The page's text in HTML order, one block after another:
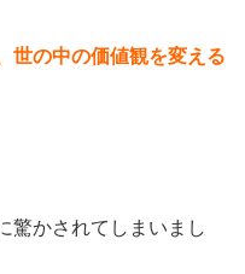
世の中の価値観を変える
驚かされてしまいまし